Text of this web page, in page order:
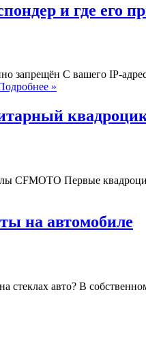
и где его
запрещён С вашего IP-
»
транспондер
и
CFMOTO Первые
на автомобиле
стеклах авто? В